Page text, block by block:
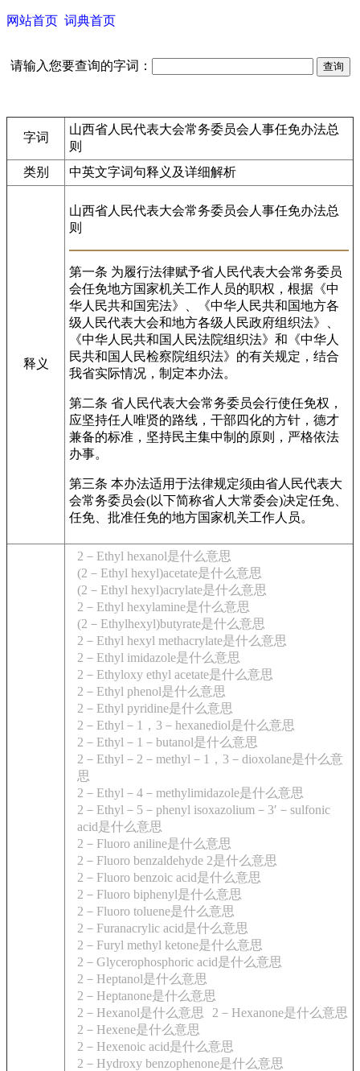
网站首页 词典首页
请输入您要查询的字词：
字词
山西省人民代表大会常务委员会人事任免办法总
则
类别
中英文字词句释义及详细解析
释义
山西省人民代表大会常务委员会人事任免办法总
则
第一条 为履行法律赋予省人民代表大会常务委员
会任免地方国家机关工作人员的职权，根据《中
华人民共和国宪法》、《中华人民共和国地方各
级人民代表大会和地方各级人民政府组织法》、
《中华人民共和国人民法院组织法》和《中华人
民共和国人民检察院组织法》的有关规定，结合
我省实际情况，制定本办法。
第二条 省人民代表大会常务委员会行使任免权，
应坚持任人唯贤的路线，干部四化的方针，德才
兼备的标准，坚持民主集中制的原则，严格依法
办事。
第三条 本办法适用于法律规定须由省人民代表大
会常务委员会(以下简称省人大常委会)决定任免、
任免、批准任免的地方国家机关工作人员。
2－Ethyl hexanol是什么意思
(2－Ethyl hexyl)acetate是什么意思
(2－Ethyl hexyl)acrylate是什么意思
2－Ethyl hexylamine是什么意思
(2－Ethylhexyl)butyrate是什么意思
2－Ethyl hexyl methacrylate是什么意思
2－Ethyl imidazole是什么意思
2－Ethyloxy ethyl acetate是什么意思
2－Ethyl phenol是什么意思
2－Ethyl pyridine是什么意思
2－Ethyl－1，3－hexanediol是什么意思
2－Ethyl－1－butanol是什么意思
2－Ethyl－2－methyl－1，3－dioxolane是什么意
思
2－Ethyl－4－methylimidazole是什么意思
2－Ethyl－5－phenyl isoxazolium－3′－sulfonic
acid是什么意思
2－Fluoro aniline是什么意思
2－Fluoro benzaldehyde 2是什么意思
2－Fluoro benzoic acid是什么意思
2－Fluoro biphenyl是什么意思
2－Fluoro toluene是什么意思
2－Furanacrylic acid是什么意思
2－Furyl methyl ketone是什么意思
2－Glycerophosphoric acid是什么意思
2－Heptanol是什么意思
2－Heptanone是什么意思
2－Hexanol是什么意思
2－Hexanone是什么意思
2－Hexene是什么意思
2－Hexenoic acid是什么意思
2－Hydroxy benzophenone是什么意思